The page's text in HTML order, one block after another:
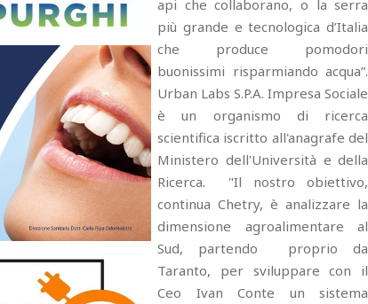
api che collaborano, o la serra
più grande e tecnologica d’Italia
che produce pomodori
buonissimi risparmiando acqua”.
Urban Labs S.P.A. Impresa Sociale
è un organismo di ricerca
scientifica iscritto all'anagrafe del
Ministero dell'Università e della
Ricerca. "Il nostro obiettivo,
continua Chetry, è analizzare la
dimensione agroalimentare al
Sud, partendo proprio da
Taranto, per sviluppare con il
Ceo Ivan Conte un sistema